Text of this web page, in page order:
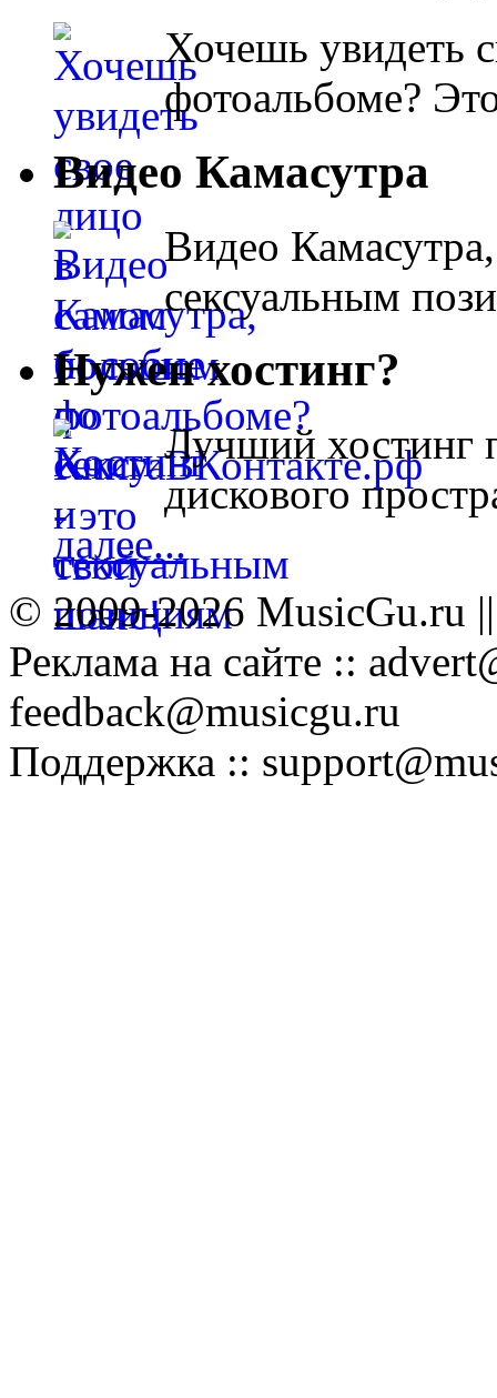
Хочешь увидеть
фотоальбоме?
Видео Камасутра
Видео
сексуальным
Нужен хостинг?
Лучший хостинг
дискового
далее...
© 2009-2026 MusicGu.ru
Реклама на сайте ::
feedback@musicgu.ru
Поддержка ::